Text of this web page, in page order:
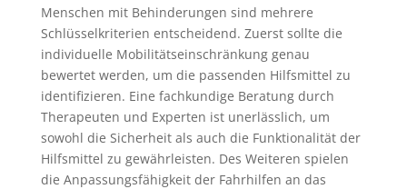
Menschen mit Behinderungen sind mehrere
Schlüsselkriterien entscheidend. Zuerst sollte die
individuelle Mobilitätseinschränkung genau
bewertet werden, um die passenden Hilfsmittel zu
identifizieren. Eine fachkundige Beratung durch
Therapeuten und Experten ist unerlässlich, um
sowohl die Sicherheit als auch die Funktionalität der
Hilfsmittel zu gewährleisten. Des Weiteren spielen
die Anpassungsfähigkeit der Fahrhilfen an das